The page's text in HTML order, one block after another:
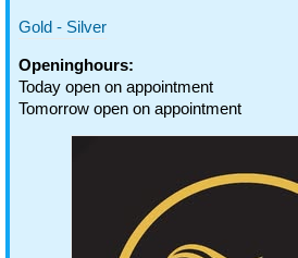
Gold - Silver
Openinghours:
Today open on appointment
Tomorrow open on appointment